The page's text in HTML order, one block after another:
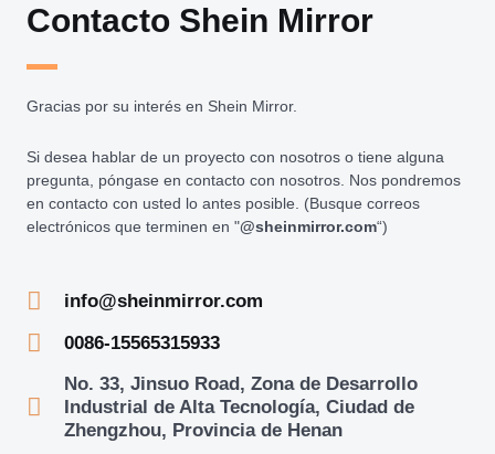
Contacto Shein Mirror
Gracias por su interés en Shein Mirror.
Si desea hablar de un proyecto con nosotros o tiene alguna
pregunta, póngase en contacto con nosotros. Nos pondremos
en contacto con usted lo antes posible. (Busque correos
electrónicos que terminen en "@sheinmirror.com“)
info@sheinmirror.com
0086-15565315933
No. 33, Jinsuo Road, Zona de Desarrollo
Industrial de Alta Tecnología, Ciudad de
Zhengzhou, Provincia de Henan